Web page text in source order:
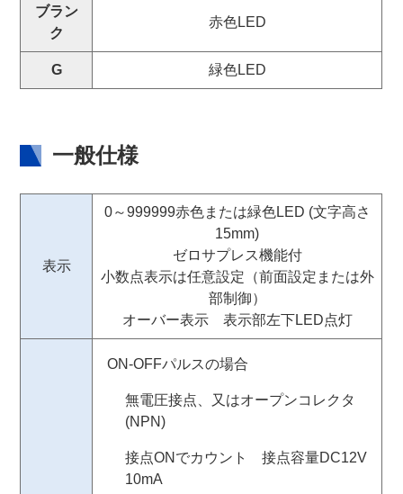
ブラン
ク
赤色LED
G 緑色LED
一般仕様
表示
0～999999赤色または緑色LED (文字高さ
15mm)
ゼロサプレス機能付
小数点表示は任意設定（前面設定または外
部制御）
オーバー表示 表示部左下LED点灯
ON-OFFパルスの場合
無電圧接点、又はオープンコレクタ
(NPN)
接点ONでカウント 接点容量DC12V
10mA